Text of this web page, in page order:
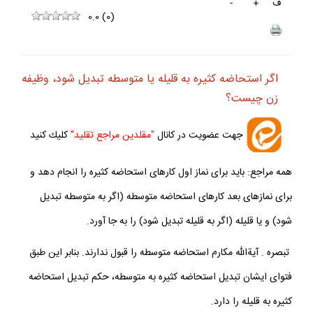
ف
+
-
0.0(0)
اگر استحاضه كثيره به قليله يا متوسطه تبديل شود، وظيفه
زن چيست؟
جهت عضويت در كانال "مقلدين مراجع تقليد"كليك كنيد
همه مراجع: بايد براى نماز اول كارهاى استحاضه كثيره را انجام دهد و
براى نمازهاى بعد كارهاى استحاضه متوسطه (اگر به متوسطه تبديل
شود) و يا قليله (اگر به قليله تبديل شود) را به جا آورد.
تبصره . آيةالله مكارم استحاضه متوسطه را قبول ندارند. بنابر اين طبق
فتواى ايشان تبديل استحاضه كثيره به متوسطه، حكم تبديل استحاضه
كثيره به قليله را دارد.